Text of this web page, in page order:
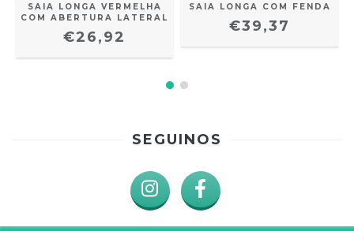
SAIA LONGA VERMELHA
COM ABERTURA LATERAL
€26,92
SAIA LONGA COM FENDA
€39,37
SEGUINOS